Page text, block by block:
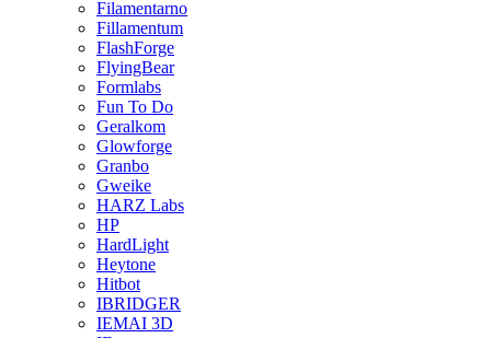
Filamentarno
Fillamentum
FlashForge
FlyingBear
Formlabs
Fun To Do
Geralkom
Glowforge
Granbo
Gweike
HARZ Labs
HP
HardLight
Heytone
Hitbot
IBRIDGER
IEMAI 3D